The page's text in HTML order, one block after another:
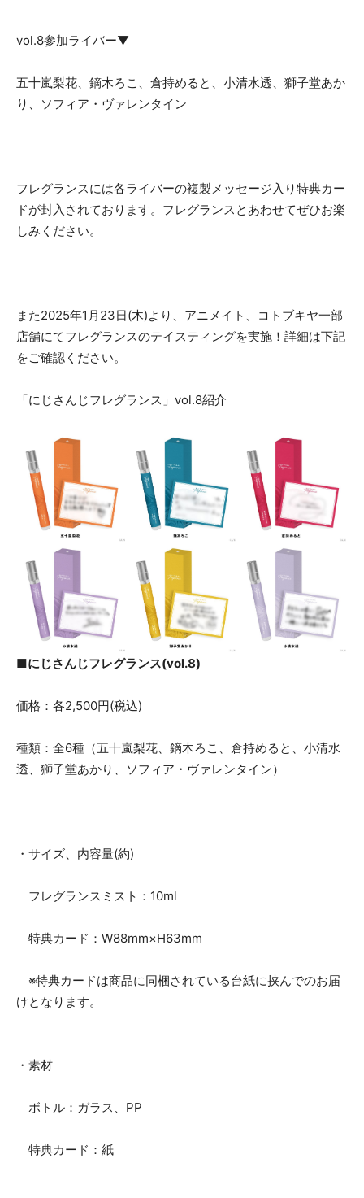
vol.8参加ライバー▼
五十嵐梨花、鏑木ろこ、倉持めると、小清水透、獅子堂あか
り、ソフィア・ヴァレンタイン
フレグランスには各ライバーの複製メッセージ入り特典カー
ドが封入されております。フレグランスとあわせてぜひお楽
しみください。
また2025年1月23日(木)より、アニメイト、コトブキヤ一部
店舗にてフレグランスのテイスティングを実施！詳細は下記
をご確認ください。
「にじさんじフレグランス」vol.8紹介
■にじさんじフレグランス(vol.8)
価格：各2,500円(税込)
種類：全6種（五十嵐梨花、鏑木ろこ、倉持めると、小清水
透、獅子堂あかり、ソフィア・ヴァレンタイン）
・サイズ、内容量(約)
フレグランスミスト：10ml
特典カード：W88mm×H63mm
※特典カードは商品に同梱されている台紙に挟んでのお届
けとなります。
・素材
ボトル：ガラス、PP
特典カード：紙